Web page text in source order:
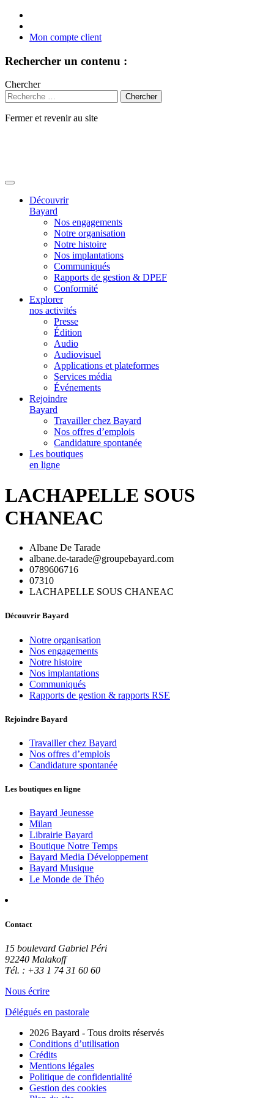
Mon compte client
Rechercher un contenu :
Chercher
Fermer et revenir au site
Découvrir
Bayard
Nos engagements
Notre organisation
Notre histoire
Nos implantations
Communiqués
Rapports de gestion & DPEF
Conformité
Explorer
nos activités
Presse
Édition
Audio
Audiovisuel
Applications et plateformes
Services média
Événements
Rejoindre
Bayard
Travailler chez Bayard
Nos offres d’emplois
Candidature spontanée
Les boutiques
en ligne
LACHAPELLE SOUS
CHANEAC
Albane De Tarade
albane.de-tarade@groupebayard.com
0789606716
07310
LACHAPELLE SOUS CHANEAC
Découvrir Bayard
Notre organisation
Nos engagements
Notre histoire
Nos implantations
Communiqués
Rapports de gestion & rapports RSE
Rejoindre Bayard
Travailler chez Bayard
Nos offres d’emplois
Candidature spontanée
Les boutiques en ligne
Bayard Jeunesse
Milan
Librairie Bayard
Boutique Notre Temps
Bayard Media Développement
Bayard Musique
Le Monde de Théo
Contact
15 boulevard Gabriel Péri
92240 Malakoff
Tél. : +33 1 74 31 60 60
Nous écrire
Délégués en pastorale
2026 Bayard - Tous droits réservés
Conditions d’utilisation
Crédits
Mentions légales
Politique de confidentialité
Gestion des cookies